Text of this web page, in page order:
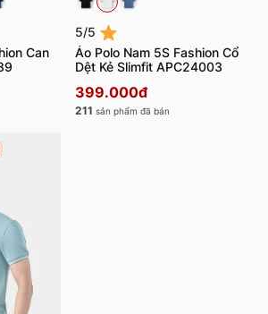
Can
5/5
Áo Polo Nam 5S Fashion Cổ
Dệt Kẻ Slimfit APC24003
399.000đ
211 sản phẩm đã bán